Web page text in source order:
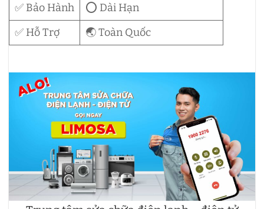
✅ Bảo Hành
⭕ Dài Hạn
✅ Hỗ Trợ
🌏 Toàn Quốc